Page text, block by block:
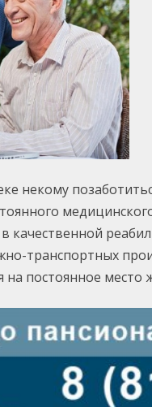
некому
качественной
транспортных
постоянное место